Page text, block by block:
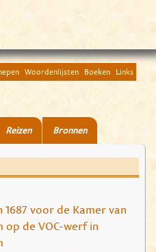
Woordenlijsten Boeken Links
Reizen Bronnen
1687 voor de Kamer van
op de VOC-werf in